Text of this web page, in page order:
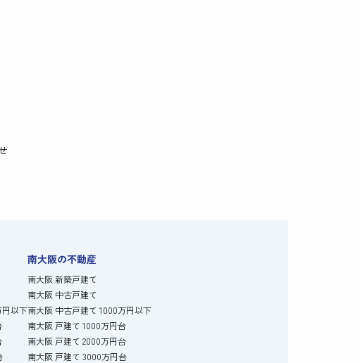
以下
南大阪の不動産
南大阪 新築戸建て
南大阪 中古戸建て
南大阪 中古戸建て 1000万円以下
南大阪 戸建て 1000万円台
南大阪 戸建て 2000万円台
南大阪 戸建て 3000万円台